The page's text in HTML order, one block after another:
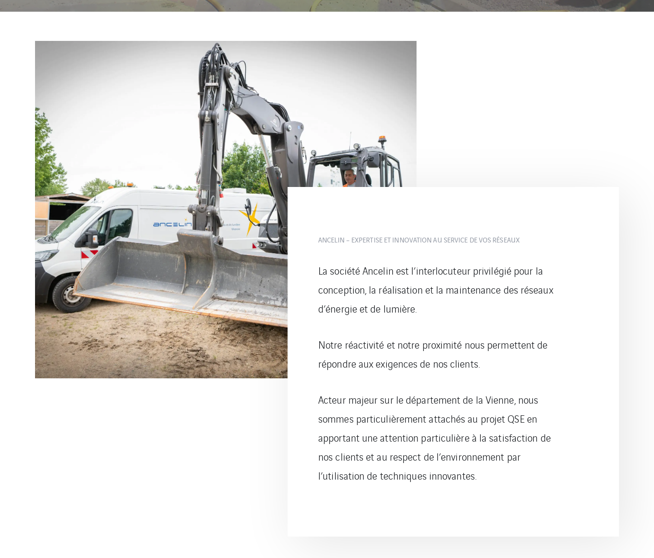
ANCELIN – EXPERTISE ET INNOVATION AU SERVICE DE VOS RÉSEAUX
La société Ancelin est l’interlocuteur privilégié pour la
conception, la réalisation et la maintenance des réseaux
d’énergie et de lumière.
Notre réactivité et notre proximité nous permettent de
répondre aux exigences de nos clients.
Acteur majeur sur le département de la Vienne, nous
sommes particulièrement attachés au projet QSE en
apportant une attention particulière à la satisfaction de
nos clients et au respect de l’environnement par
l’utilisation de techniques innovantes.